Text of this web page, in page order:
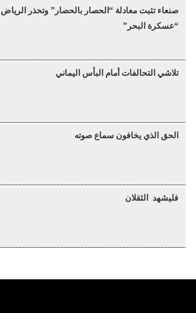
صنعاء تثبت معادلة “الحصار بالحصار” وتحذر
“عسكرة البحر”
تلاشي التحالفات أمام البأس اليماني
الحق الذي يخافون سماع صوته
فليشهد الثقلان